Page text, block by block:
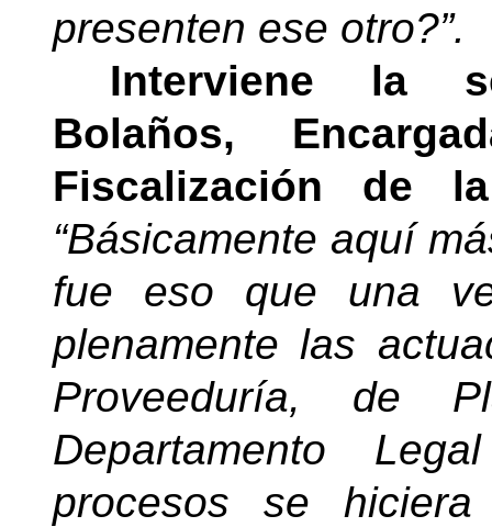
presenten ese otro?”.
Interviene la
Bolaños,
Fiscalización de
“Básicamente aquí
fue eso que una
plenamente las
Proveeduría, de
Departamento
procesos se